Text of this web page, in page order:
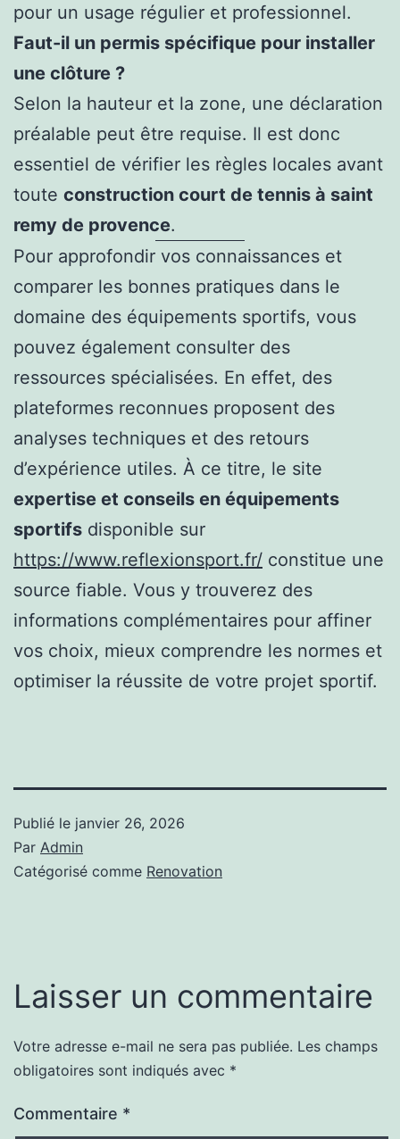
pour un usage régulier et professionnel.
Faut-il un permis spécifique pour installer
une clôture ?
Selon la hauteur et la zone, une déclaration
préalable peut être requise. Il est donc
essentiel de vérifier les règles locales avant
toute construction court de tennis à saint
remy de provence.
Pour approfondir vos connaissances et
comparer les bonnes pratiques dans le
domaine des équipements sportifs, vous
pouvez également consulter des
ressources spécialisées. En effet, des
plateformes reconnues proposent des
analyses techniques et des retours
d’expérience utiles. À ce titre, le site
expertise et conseils en équipements
sportifs disponible sur
https://www.reflexionsport.fr/ constitue une
source fiable. Vous y trouverez des
informations complémentaires pour affiner
vos choix, mieux comprendre les normes et
optimiser la réussite de votre projet sportif.
Publié le janvier 26, 2026
Par Admin
Catégorisé comme Renovation
Laisser un commentaire
Votre adresse e-mail ne sera pas publiée. Les champs
obligatoires sont indiqués avec *
Commentaire *
Alternative: